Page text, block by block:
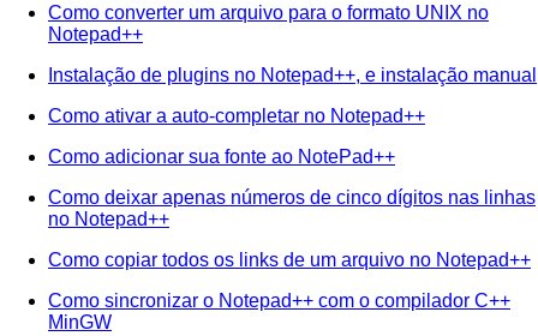
Como converter um arquivo para o formato UNIX no
Notepad++
Instalação de plugins no Notepad++, e instalação manual
Como ativar a auto-completar no Notepad++
Como adicionar sua fonte ao NotePad++
Como deixar apenas números de cinco dígitos nas linhas
no Notepad++
Como copiar todos os links de um arquivo no Notepad++
Como sincronizar o Notepad++ com o compilador C++
MinGW